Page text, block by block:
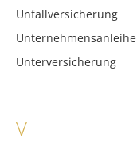
Unfallversicherung
Unternehmensanleihe
Unterversicherung
V